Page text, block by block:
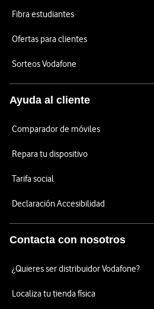
Fibra estudiantes
Ofertas para clientes
Sorteos Vodafone
Ayuda al cliente
Comparador de móviles
Repara tu dispositivo
Tarifa social
Declaración Accesibilidad
Contacta con nosotros
¿Quieres ser distribuidor Vodafone?
Localiza tu tienda física